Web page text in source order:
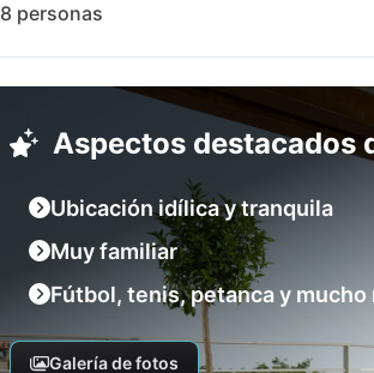
8 personas
Aspectos destacados
Ubicación idílica y tranquila
Muy familiar
Fútbol, tenis, petanca y mucho
Galería de fotos